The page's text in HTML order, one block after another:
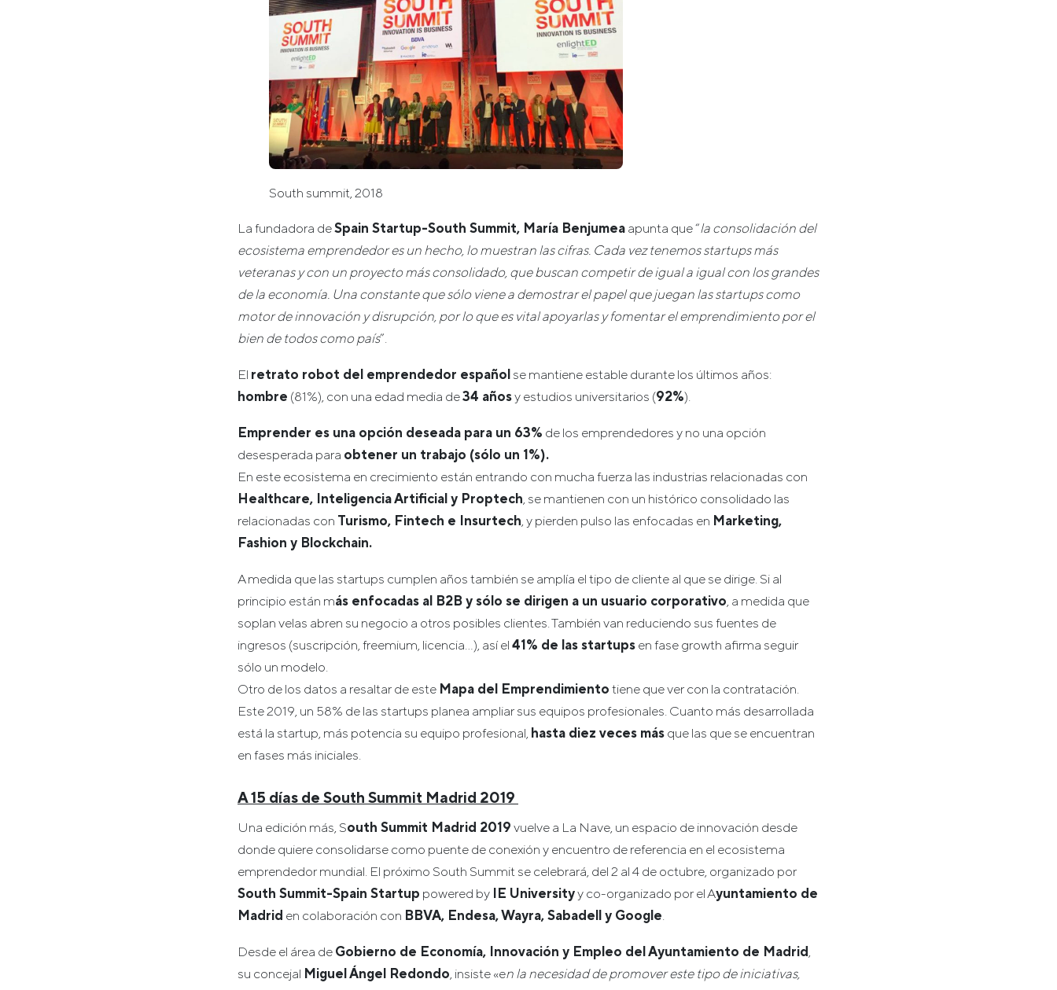
South summit, 2018
La fundadora deSpain Startup-South Summit, María Benjumea apunta que “la consolidación del
ecosistema emprendedor es un hecho, lo muestran las cifras. Cada vez tenemos startups más
veteranas y con un proyecto más consolidado, que buscan competir de igual a igual con los grandes
de la economía. Una constante que sólo viene a demostrar el papel que juegan las startups como
motor de innovación y disrupción, por lo que es vital apoyarlas y fomentar el emprendimiento por el
bien de todos como país”.
El retrato robot del emprendedor español se mantiene estable durante los últimos años:
hombre (81%), con una edad media de34 añosy estudios universitarios (92%).
Emprender es una opción deseada para un 63% de los emprendedores y no una opción
desesperada para obtener un trabajo (sólo un 1%).
En este ecosistema en crecimiento están entrando con mucha fuerza las industrias relacionadas con
Healthcare, Inteligencia Artificial y Proptech, se mantienen con un histórico consolidado las
relacionadas con Turismo, Fintech e Insurtech, y pierden pulso las enfocadas en Marketing,
Fashion y Blockchain.
A medida que las startups cumplen años también se amplía el tipo de cliente al que se dirige. Si al
principio están más enfocadas al B2B y sólo se dirigen a un usuario corporativo, a medida que
soplan velas abren su negocio a otros posibles clientes. También van reduciendo sus fuentes de
ingresos (suscripción, freemium, licencia…), así el 41% de las startups en fase growth afirma seguir
sólo un modelo.
Otro de los datos a resaltar de este Mapa del Emprendimiento tiene que ver con la contratación.
Este 2019, un 58% de las startups planea ampliar sus equipos profesionales. Cuanto más desarrollada
está la startup, más potencia su equipo profesional, hasta diez veces más que las que se encuentran
en fases más iniciales.
A 15 días de South Summit Madrid 2019
Una edición más, South Summit Madrid 2019 vuelve a La Nave, un espacio de innovación desde
donde quiere consolidarse como puente de conexión y encuentro de referencia en el ecosistema
emprendedor mundial. El próximo South Summit se celebrará, del 2 al 4 de octubre, organizado por
South Summit-Spain Startup powered by IE Universityy co-organizado por el Ayuntamiento de
Madrid en colaboración con BBVA, Endesa, Wayra, Sabadell y Google.
Desde el área de Gobierno de Economía, Innovación y Empleo del Ayuntamiento de Madrid ,
su concejal Miguel Ángel Redondo, insiste «en la necesidad de promover este tipo de iniciativas,